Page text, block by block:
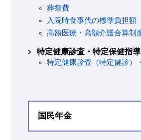
葬祭費
入院時食事代の標準負担額
高額医療・高額介護合算制
特定健康診査・特定保健指導
特定健康診査（特定健診）
国民年金